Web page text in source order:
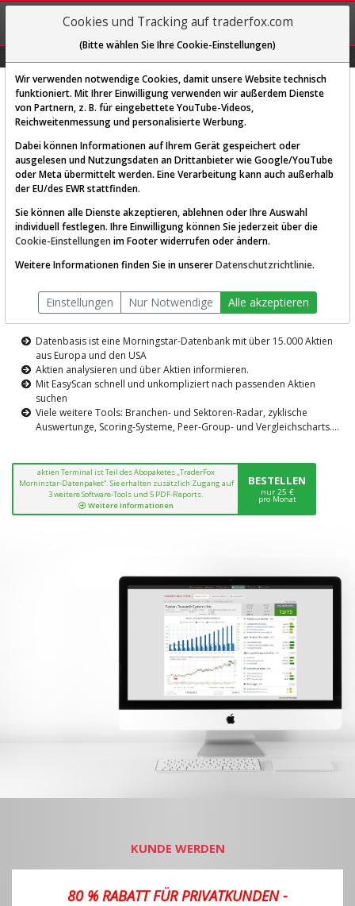
REGIS-
TRIEREN
Diese Funktion ist nur für
AKTIEN-TERMINAL
Die Aktienanalyse-Plattform von
TraderFox
Datenbasis ist eine Morningstar-Datenbank mit über 15.000 Aktien
aus Europa und den USA
Aktien analysieren und über Aktien informieren.
Mit EasyScan schnell und unkompliziert nach passenden Aktien
suchen
Viele weitere Tools: Branchen- und Sektoren-Radar, zyklische
Auswertunge, Scoring-Systeme, Peer-Group- und Vergleichscharts....
aktien Terminal ist Teil des Abopaketes „TraderFox
Morninstar-Datenpaket“. Sie erhalten zusätzlich Zugang auf
3 weitere Software-Tools und 5 PDF-Reports.
Weitere Informationen
BESTELLEN
nur 25 €
pro Monat
KUNDE WERDEN
80 % RABATT FÜR PRIVATKUNDEN -
Cookies und Tracking auf traderfox.com
(Bitte wählen Sie Ihre Cookie-Einstellungen)
Wir verwenden notwendige Cookies, damit unsere Website technisch
funktioniert. Mit Ihrer Einwilligung verwenden wir außerdem Dienste
von Partnern, z. B. für eingebettete YouTube-Videos,
Reichweitenmessung und personalisierte Werbung.
Dabei können Informationen auf Ihrem Gerät gespeichert oder
ausgelesen und Nutzungsdaten an Drittanbieter wie Google/YouTube
oder Meta übermittelt werden. Eine Verarbeitung kann auch außerhalb
der EU/des EWR stattfinden.
Sie können alle Dienste akzeptieren, ablehnen oder Ihre Auswahl
individuell festlegen. Ihre Einwilligung können Sie jederzeit über die
Cookie-Einstellungen im Footer widerrufen oder ändern.
Weitere Informationen finden Sie in unsererDatenschutzrichtlinie.
Einstellungen Nur Notwendige Alle akzeptieren